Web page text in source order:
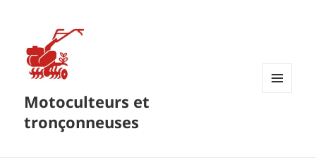
Motoculteurs et
tronçonneuses